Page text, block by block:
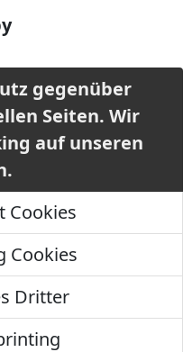
gegenüber
Seiten. Wir
auf unseren
Cookies
Cookies
Dritter